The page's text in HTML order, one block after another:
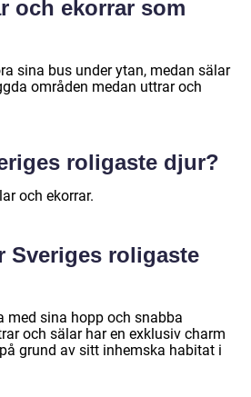
och ekorrar som
sina bus under ytan, medan sälar
områden medan uttrar och
roligaste djur?
och ekorrar.
Sveriges roligaste
med sina hopp och snabba
och sälar har en exklusiv charm
grund av sitt inhemska habitat i